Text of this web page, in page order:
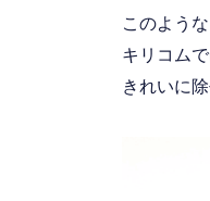
このよう
キリコム
きれいに